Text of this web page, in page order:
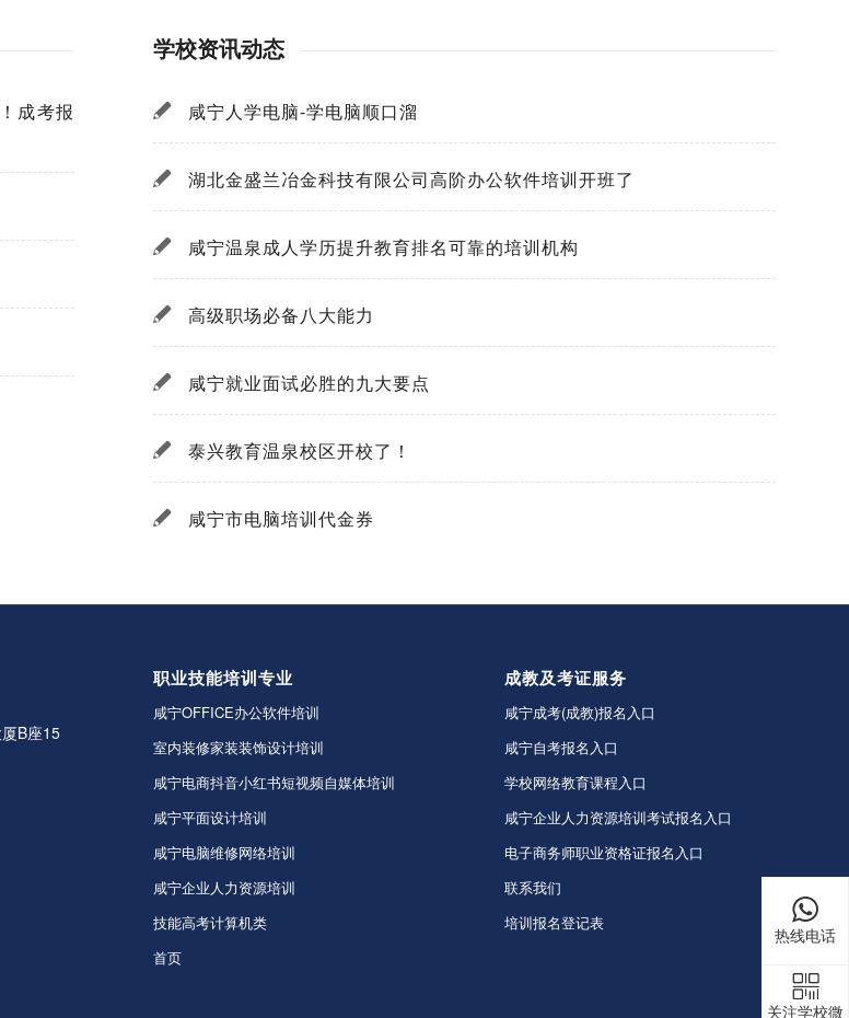
成考报
学校资讯动态
咸宁人学电脑-学电脑顺口溜
湖北金盛兰冶金科技有限公司高阶办公软件培训开班了
咸宁温泉成人学历提升教育排名可靠的培训机构
高级职场必备八大能力
咸宁就业面试必胜的九大要点
泰兴教育温泉校区开校了！
咸宁市电脑培训代金券
热线电话
关注学校微
B座15
职业技能培训专业
咸宁OFFICE办公软件培训
室内装修家装装饰设计培训
咸宁电商抖音小红书短视频自媒体培训
咸宁平面设计培训
咸宁电脑维修网络培训
咸宁企业人力资源培训
技能高考计算机类
首页
成教及考证服务
咸宁成考(成教)报名入口
咸宁自考报名入口
学校网络教育课程入口
咸宁企业人力资源培训考试报名入口
电子商务师职业资格证报名入口
联系我们
培训报名登记表